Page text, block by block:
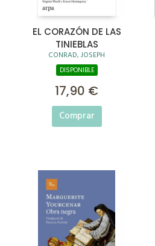
EL CORAZÓN DE LAS
TINIEBLAS
CONRAD, JOSEPH
DISPONIBLE
17,90 €
Comprar